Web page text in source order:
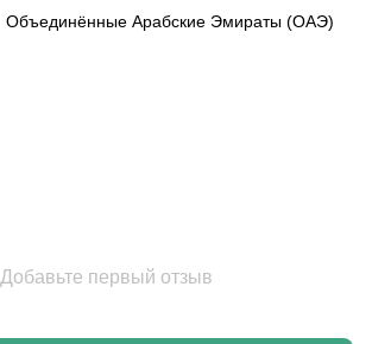
Объединённые Арабские Эмираты (ОАЭ)
Добавьте первый отзыв